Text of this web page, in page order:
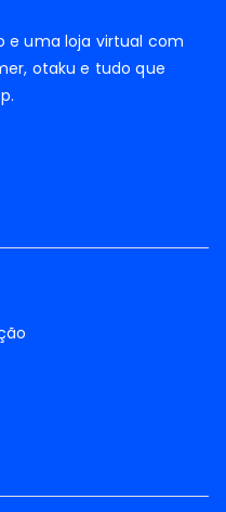
e uma loja virtual com
otaku e tudo que